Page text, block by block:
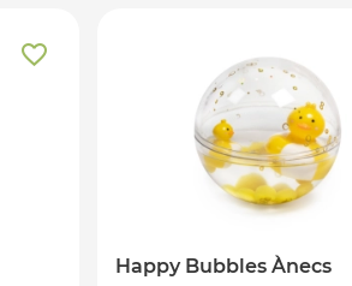
Happy Bubbles Ànecs